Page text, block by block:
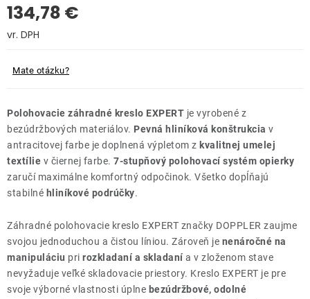
Kontakty
134,78 €
Mate otázku?
Polohovacie záhradné kreslo EXPERT je vyrobené z
bezúdržbových materiálov. Pevná hliníková konštrukcia v
antracitovej farbe je doplnená výpletom z kvalitnej umelej
textílie v čiernej farbe. 7-stupňový polohovací systém opierky
zaručí maximálne komfortný odpočinok. Všetko dopĺňajú
stabilné hliníkové podrúčky.
Záhradné polohovacie kreslo EXPERT značky DOPPLER zaujme
svojou jednoduchou a čistou líniou. Zároveň je nenáročné na
manipuláciu pri rozkladaní a skladaní a v zloženom stave
nevyžaduje veľké skladovacie priestory. Kreslo EXPERT je pre
svoje výborné vlastnosti úplne bezúdržbové, odolné